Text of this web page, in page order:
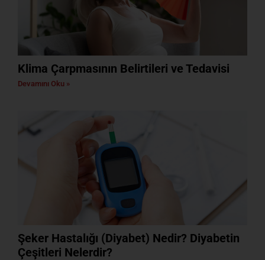
Klima Çarpmasının Belirtileri ve Tedavisi
Devamını Oku »
Şeker Hastalığı (Diyabet) Nedir? Diyabetin
Çeşitleri Nelerdir?